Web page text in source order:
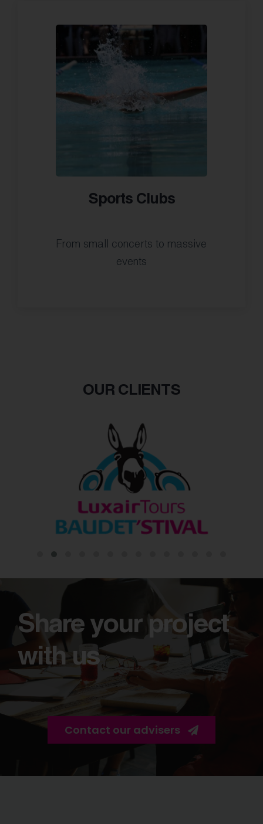
Sports Clubs
From small concerts to massive
events
OUR CLIENTS
Share your project
with us
Contact our advisers